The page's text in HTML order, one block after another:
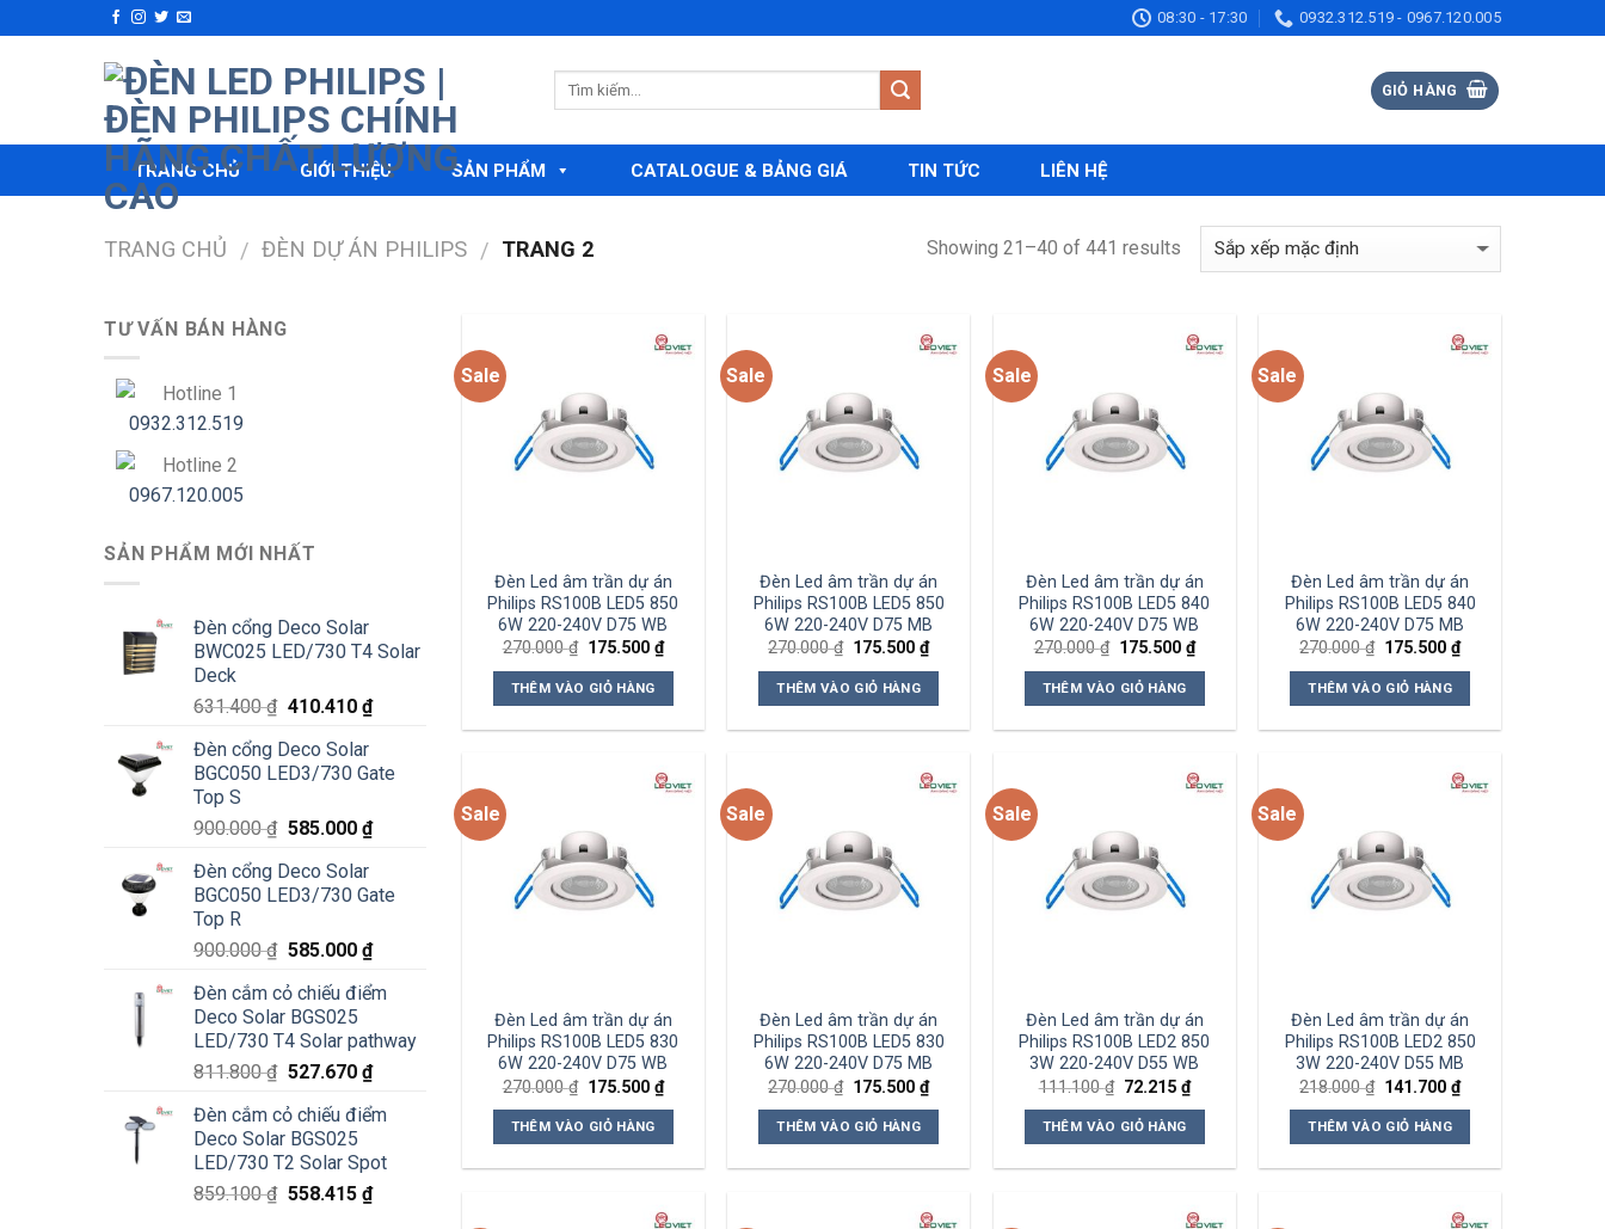
to
08:30 - 17:30 0932.312.519 - 0967.120.005
GIỎ HÀNG
TRANG CHỦ GIỚI THIỆU SẢN PHẨM CATALOGUE & BẢNG GIÁ TIN TỨC LIÊN HỆ
TRANG CHỦ / ĐÈN DỰ ÁN PHILIPS / TRANG 2 Showing 21–40 of 441 results
TƯ VẤN BÁN HÀNG
Hotline 1
0932.312.519
Hotline 2
0967.120.005
SẢN PHẨM MỚI NHẤT
Đèn cổng Deco Solar
BWC025 LED/730 T4 Solar
Deck
631.400₫ Giá
là:
631.400 ₫.
410.410 ₫Giá
là:
410.410 ₫.
Đèn cổng Deco Solar
BGC050 LED3/730 Gate
Top S
900.000₫ Giá
là:
900.000 ₫.
585.000 ₫Giá
là:
Đèn cổng Deco Solar
BGC050 LED3/730 Gate
Top R
900.000₫ Giá
là:
900.000 ₫.
585.000 ₫Giá
tại
585.000 ₫.
Đèn cắm cỏ chiếu điểm
Deco Solar BGS025
LED/730 T4 Solar pathway
811.800₫ Giá
là:
811.800 ₫.
527.670 ₫Giá
tại
527.670 ₫.
Đèn cắm cỏ chiếu điểm
Deco Solar BGS025
LED/730 T2 Solar Spot
859.100₫ Giá
558.415 ₫Giá
Sale
wishlist
Đèn Led âm trần dự án
Philips RS100B LED5 850
6W 220-240V D75 WB
270.000₫ Giá
là:
270.000 ₫.
175.500 ₫Giá
hiện
THÊM VÀO GIỎ HÀNG
Sale
wishlist
Đèn Led âm trần dự án
Philips RS100B LED5 850
6W 220-240V D75 MB
270.000₫ Giá
là:
270.000 ₫.
175.500₫Giá
hiện
THÊM VÀO GIỎ HÀNG
Sale
wishlist
Đèn Led âm trần dự án
Philips RS100B LED5 840
6W 220-240V D75 WB
270.000₫ Giá
là:
270.000 ₫.
175.500 ₫Giá
hiện
THÊM VÀO GIỎ HÀNG
Sale
wishlist
Đèn Led âm trần dự án
Philips RS100B LED5 840
6W 220-240V D75 MB
270.000₫ Giá
là:
270.000 ₫.
175.500₫Giá
hiện
THÊM VÀO GIỎ HÀNG
Sale
wishlist
Đèn Led âm trần dự án
Philips RS100B LED5 830
6W 220-240V D75 WB
270.000₫ Giá
là:
270.000 ₫.
175.500 ₫Giá
hiện
THÊM VÀO GIỎ HÀNG
Sale
wishlist
Đèn Led âm trần dự án
Philips RS100B LED5 830
6W 220-240V D75 MB
270.000₫ Giá
là:
270.000 ₫.
175.500₫Giá
hiện
THÊM VÀO GIỎ HÀNG
Sale
wishlist
Đèn Led âm trần dự án
Philips RS100B LED2 850
3W 220-240V D55 WB
111.100₫ Giá
là:
111.100 ₫.
72.215 ₫Giá
hiện
THÊM VÀO GIỎ HÀNG
Sale
wishlist
Đèn Led âm trần dự án
Philips RS100B LED2 850
3W 220-240V D55 MB
218.000₫ Giá
là:
218.000 ₫.
141.700₫Giá
hiện
THÊM VÀO GIỎ HÀNG